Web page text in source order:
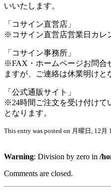
いいたします。
「コサイン直営店」
※コサイン直営店営業日カレ
「コサイン事務所」
※FAX・ホームページお問合
ますが、ご連絡は休業明けと
「公式通販サイト」
※24時間ご注文を受け付けて
となります。
This entry was posted on 月曜日, 12
Warning: Division by zero in /
Comments are closed.